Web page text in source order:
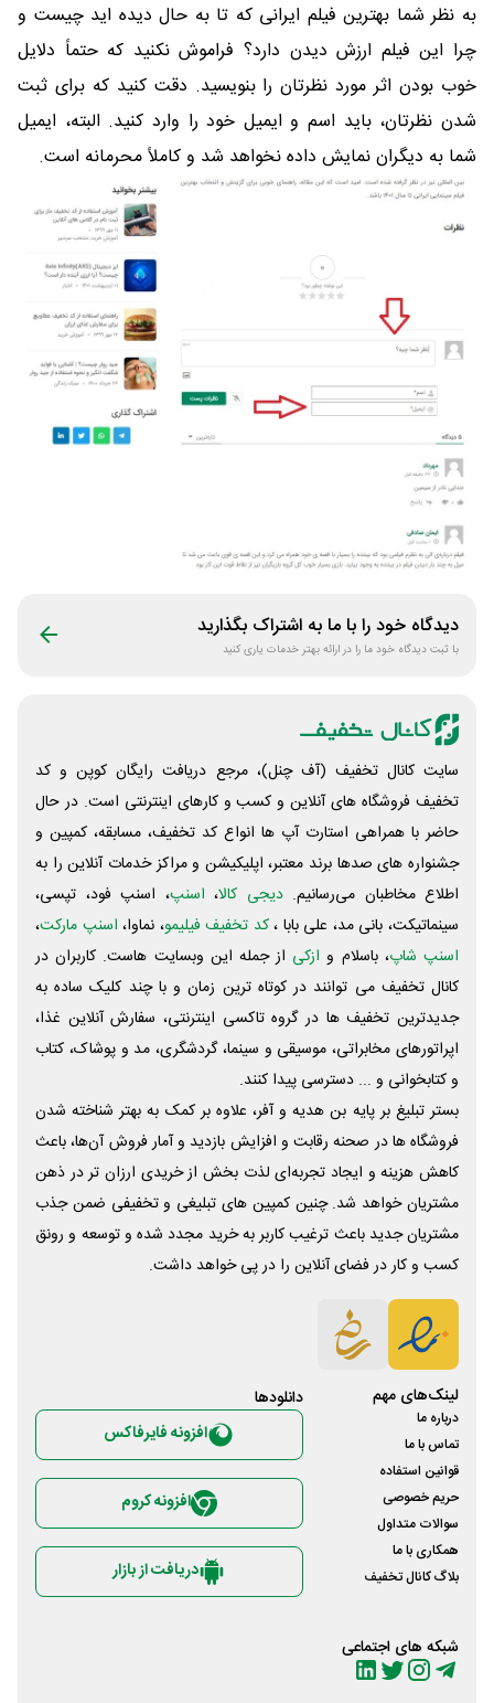
به نظر شما بهترین فیلم ایرانی که تا به حال دیده اید چیست و
چرا این فیلم ارزش دیدن دارد؟ فراموش نکنید که حتماً دلایل
خوب بودن اثر مورد نظرتان را بنویسید. دقت کنید که برای ثبت
شدن نظرتان، باید اسم و ایمیل خود را وارد کنید. البته، ایمیل
شما به دیگران نمایش داده نخواهد شد و کاملاً محرمانه است.
دیدگاه خود را با ما به اشتراک بگذارید
با ثبت دیدگاه خود ما را در ارائه بهتر خدمات یاری کنید
سایت کانال تخفیف (آف چنل)، مرجع دریافت رایگان کوپن و کد
تخفیف فروشگاه های آنلاین و کسب و‌ کارهای اینترنتی است. در حال
حاضر با همراهی استارت آپ ها انواع کد تخفیف، مسابقه، کمپین و
جشنواره های صدها برند معتبر، اپلیکیشن و مراکز خدمات آنلاین را به
اطلاع مخاطبان می‌رسانیم. دیجی کالا، اسنپ، اسنپ فود، تپسی،
سینماتیکت، بانی مد، علی‌ بابا ،کد تخفیف فیلیمو، نماوا، اسنپ مارکت،
اسنپ شاپ، باسلام و ازکی از جمله این وبسایت ‌هاست. کاربران در
کانال تخفیف می توانند در کوتاه ترین زمان و با چند کلیک ساده به
جدیدترین تخفیف ها در گروه تاکسی اینترنتی، سفارش آنلاین غذا،
اپراتورهای مخابراتی، موسیقی و سینما، گردشگری، مد و پوشاک، کتاب
و کتابخوانی و ... دسترسی پیدا کنند.
بستر تبلیغ بر پایه بن هدیه و آفر، علاوه بر کمک به بهتر شناخته شدن
فروشگاه ها در صحنه رقابت و افزایش بازدید و آمار فروش آن‌ها، باعث
کاهش هزینه و ایجاد تجربه‌ای لذت بخش از خریدی ارزان تر در ذهن
مشتریان خواهد شد. چنین کمپین های تبلیغی و تخفیفی ضمن جذب
مشتریان جدید باعث ترغیب کاربر به خرید مجدد شده و توسعه و رونق
کسب و کار در فضای آنلاین را در پی خواهد داشت.
لینک‌های مهم
درباره ما
تماس با ما
قوانین استفاده
حریم خصوصی
سوالات متداول
همکاری با ما
بلاگ کانال تخفیف
شبکه های اجتماعی
دانلود‌ها
افزونه فایرفاکس
افزونه کروم
دریافت از بازار